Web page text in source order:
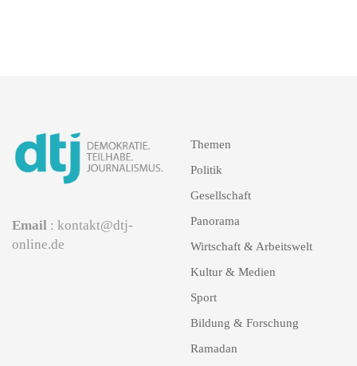
Email : kontakt@dtj-
online.de
Themen
Politik
Gesellschaft
Panorama
Wirtschaft & Arbeitswelt
Kultur & Medien
Sport
Bildung & Forschung
Ramadan